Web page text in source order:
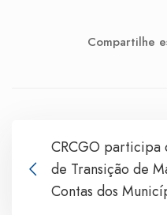
Compartilhe
CRCGO participa
de Transição de
Contas dos